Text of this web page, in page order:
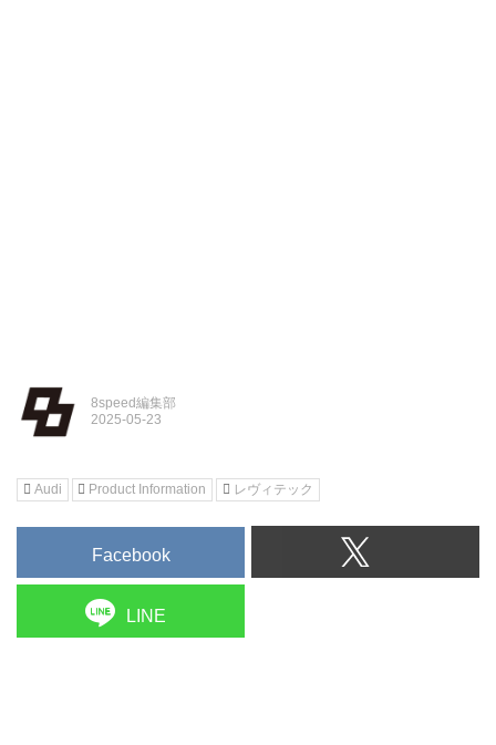
8speed編集部
Audi Product Information レヴィテック
Facebook
LINE